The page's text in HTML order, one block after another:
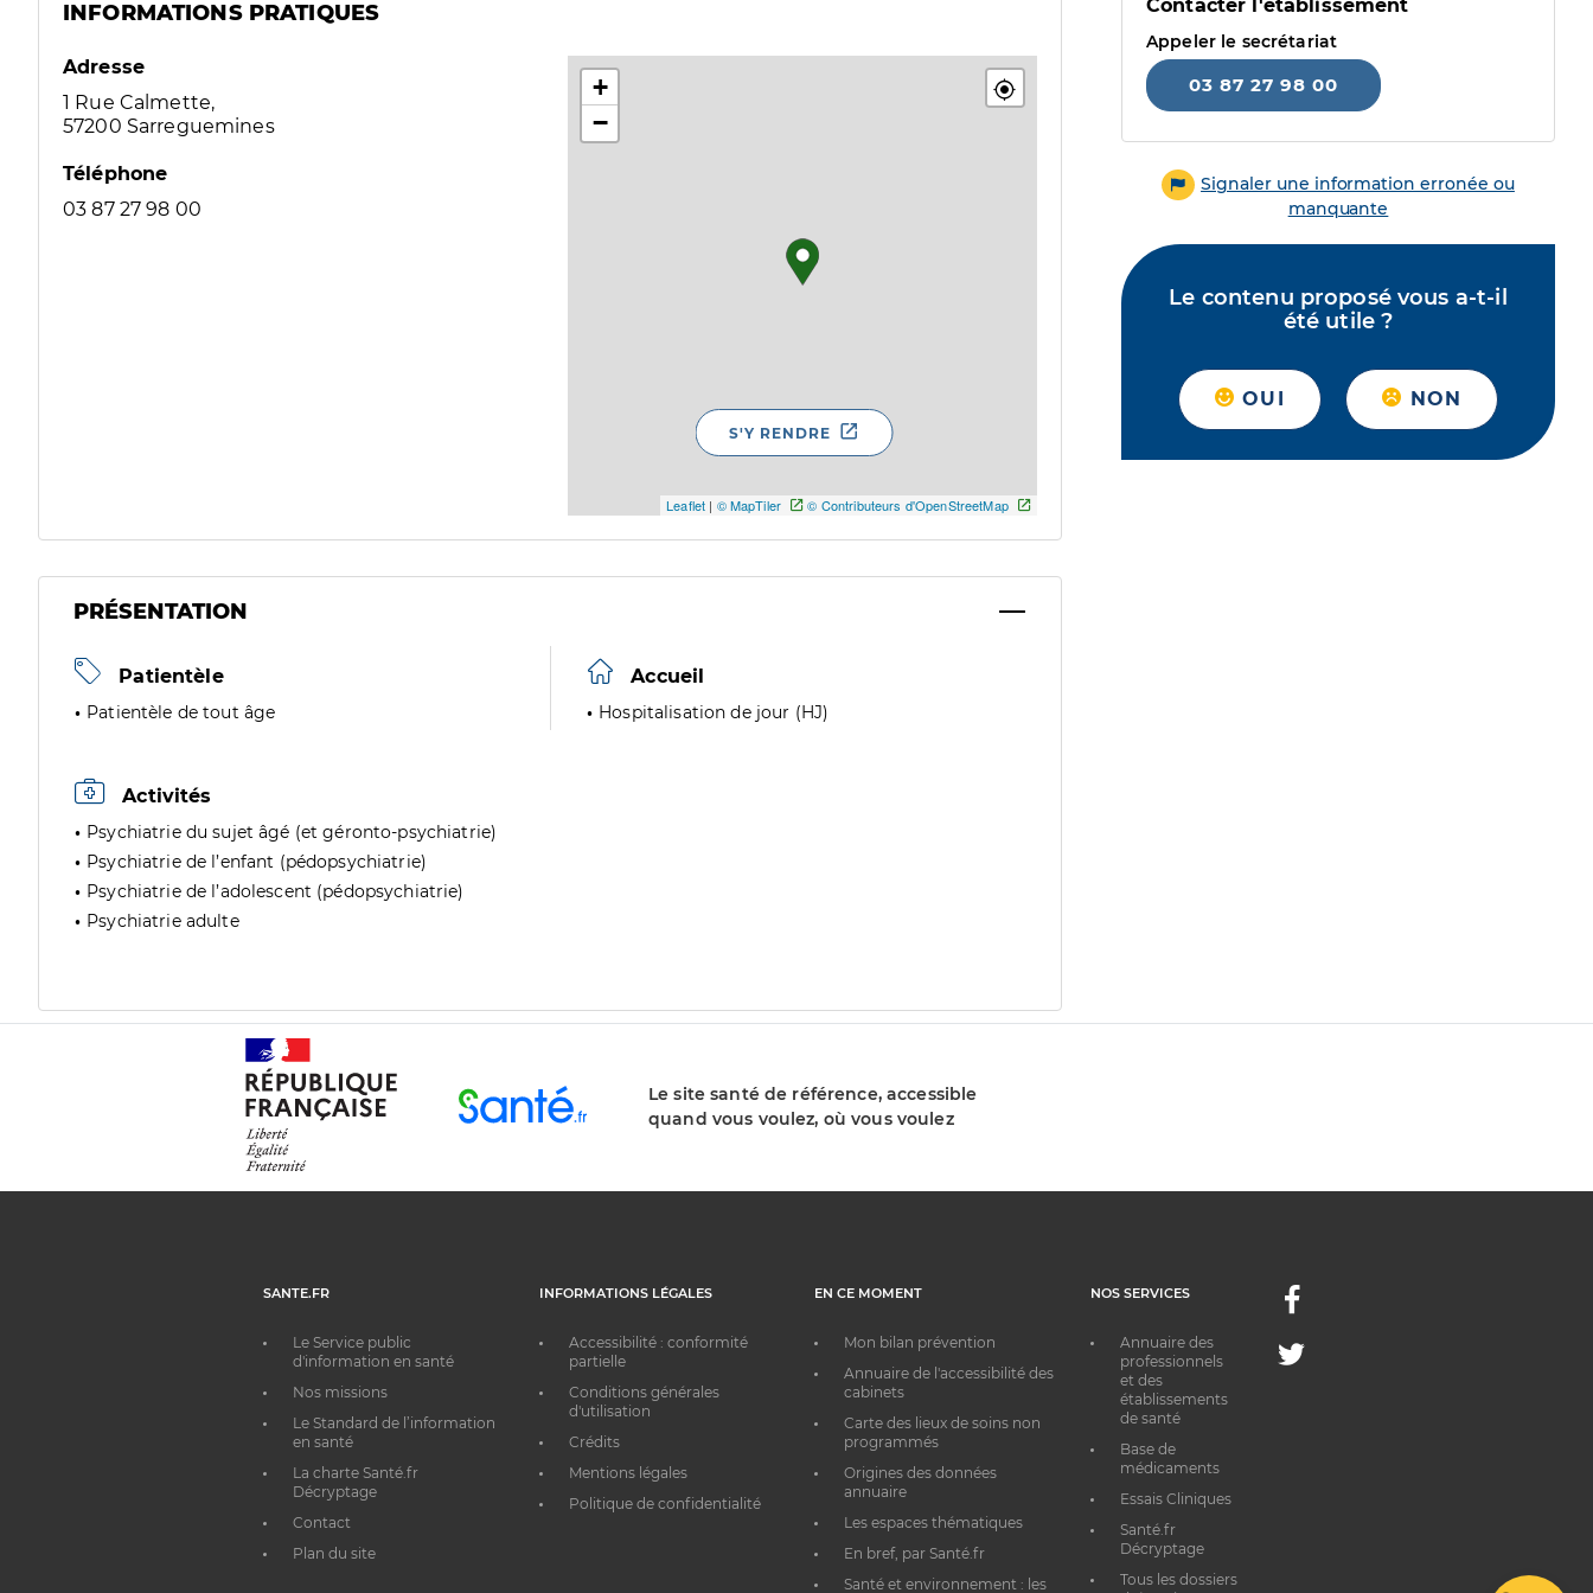
INFORMATIONS PRATIQUES
Adresse
1 Rue Calmette,
57200 Sarreguemines
Téléphone
03 87 27 98 00
+
−
Leaflet | © MapTiler © Contributeurs d'OpenStreetMap
S'Y RENDRE
PRÉSENTATION
Patientèle
Patientèle de tout âge
Accueil
Hospitalisation de jour (HJ)
Activités
Psychiatrie du sujet âgé (et géronto-psychiatrie)
Psychiatrie de l’enfant (pédopsychiatrie)
Psychiatrie de l’adolescent (pédopsychiatrie)
Psychiatrie adulte
Contacter l'établissement
Appeler le secrétariat
03 87 27 98 00
Signaler une information erronée ou
manquante
Le contenu proposé vous a-t-il
été utile ?
OUI NON
Le site santé de référence, accessible
quand vous voulez, où vous voulez
SANTE.FR
Le Service public
d'information en santé
Nos missions
Le Standard de l’information
en santé
La charte Santé.fr
Décryptage
Contact
Plan du site
INFORMATIONS LÉGALES
Accessibilité : conformité
partielle
Conditions générales
d'utilisation
Crédits
Mentions légales
Politique de confidentialité
EN CE MOMENT
Mon bilan prévention
Annuaire de l'accessibilité des
cabinets
Carte des lieux de soins non
programmés
Origines des données
annuaire
Les espaces thématiques
En bref, par Santé.fr
Santé et environnement : les
NOS SERVICES
Annuaire des
professionnels
et des
établissements
de santé
Base de
médicaments
Essais Cliniques
Santé.fr
Décryptage
Tous les dossiers
Facebook
Twitter